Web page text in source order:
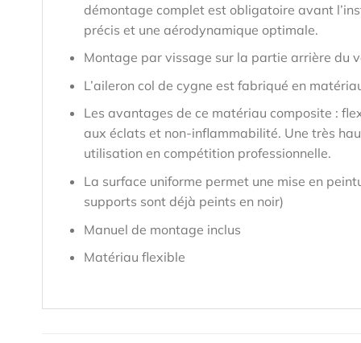
démontage complet est obligatoire avant
précis et une aérodynamique optimale.
Montage par vissage sur la partie arrière du
L’aileron col de cygne est fabriqué en
Les avantages de ce matériau composite :
aux éclats et non-inflammabilité. Une très
utilisation en compétition professionnelle.
La surface uniforme permet une mise en
supports sont déjà peints en noir)
Manuel de montage inclus
Matériau flexible